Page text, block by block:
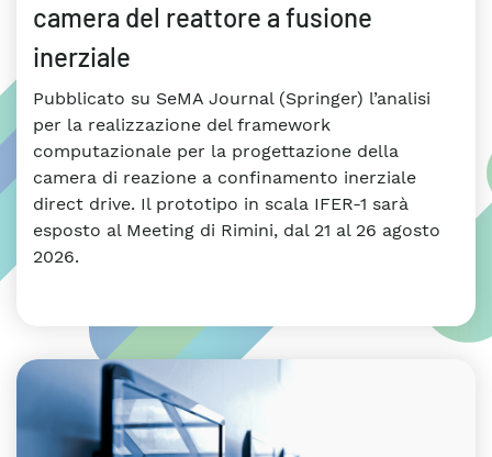
camera del reattore a fusione
inerziale
Pubblicato su SeMA Journal (Springer) l’analisi
per la realizzazione del framework
computazionale per la progettazione della
camera di reazione a confinamento inerziale
direct drive. Il prototipo in scala IFER-1 sarà
esposto al Meeting di Rimini, dal 21 al 26 agosto
2026.